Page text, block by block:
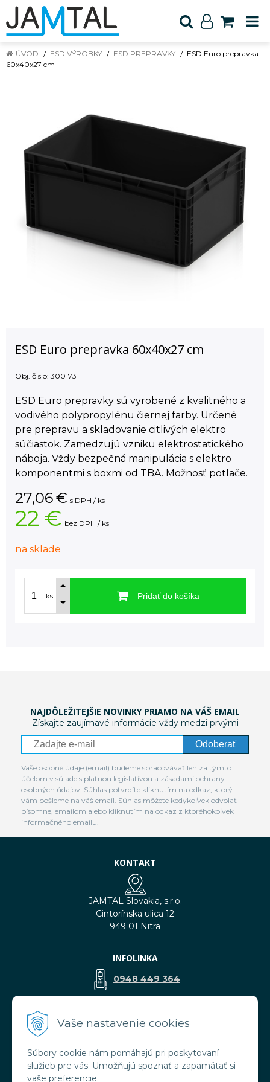
Vaše nastavenie cookies
Súbory cookie nám pomáhajú pri poskytovaní
služieb pre vás. Umožňujú spoznať a zapamätať si
vaše preferencie.
ÚVOD ESD VÝROBKY ESD PREPRAVKY
ESD Euro prepravka
60x40x27 cm
ESD Euro prepravka 60x40x27 cm
Obj. čislo: 300173
ESD Euro prepravky sú vyrobené z kvalitného a
vodivého polypropylénu čiernej farby. Určené
pre prepravu a skladovanie citlivých elektro
súčiastok. Zamedzujú vzniku elektrostatického
náboja. Vždy bezpečná manipulácia s elektro
komponentmi s boxmi od TBA. Možnosť potlače.
27,06€ s DPH / ks
22 € bez DPH / ks
na sklade
ks Pridať do košíka
NAJDÔLEŽITEJŠIE NOVINKY PRIAMO NA VÁŠ EMAIL
Získajte zaujímavé informácie vždy medzi prvými
Odoberať
Vaše osobné údaje (email) budeme spracovávať len za týmto
účelom v súlade s platnou legislatívou a zásadami ochrany
osobných údajov. Súhlas potvrdíte kliknutím na odkaz, ktorý
vám pošleme na váš email. Súhlas môžete kedykoľvek odvolať
písomne, emailom alebo kliknutím na odkaz z ktoréhokoľvek
informačného emailu.
KONTAKT
JAMTAL Slovakia, s.r.o.
Cintorínska ulica 12
949 01 Nitra
INFOLINKA
0948 449 364
VŠETKO O NÁKUPE
Obchodné podmienky